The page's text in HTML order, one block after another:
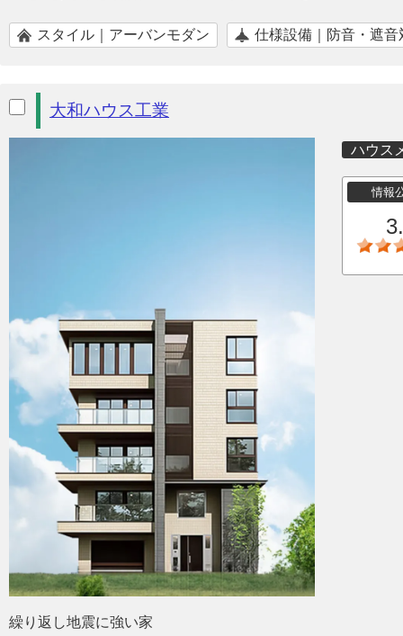
スタイル｜アーバンモダン 仕様設備｜防音・遮音
大和ハウス工業
ハウス
情報
繰り返し地震に強い家